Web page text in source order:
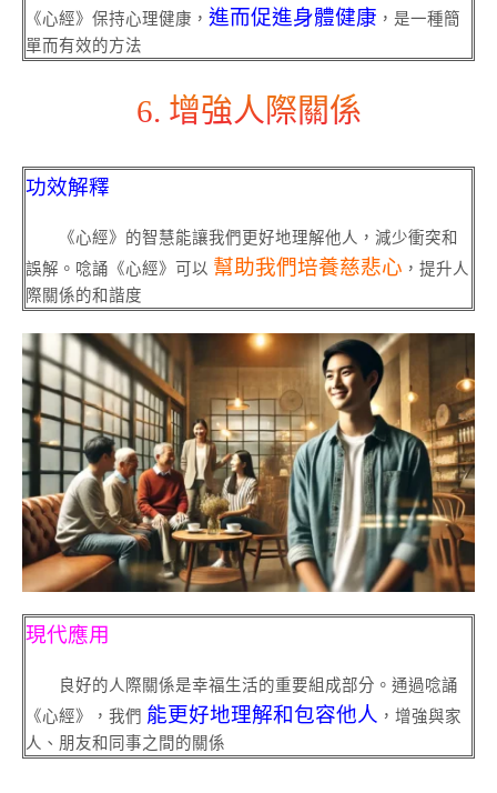
《心經》保持心理健康， 進而促進身體健康 ，是一種簡
單而有效的方法
6. 增強人際關係
功效解釋
《心經》的智慧能讓我們更好地理解他人，減少衝突和
誤解。唸誦《心經》可以 幫助我們培養慈悲心 ，提升人
際關係的和諧度
現代應用
良好的人際關係是幸福生活的重要組成部分。通過唸誦
《心經》，我們 能更好地理解和包容他人 ，增強與家
人、朋友和同事之間的關係